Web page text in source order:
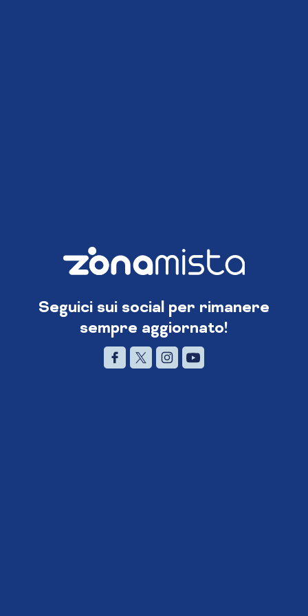
Seguici sui social per rimanere
sempre aggiornato!